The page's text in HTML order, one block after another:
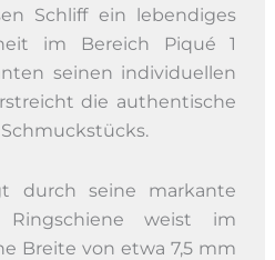
Schliff ein lebendiges
im Bereich Piqué 1
seinen individuellen
die authentische
durch seine markante
Ringschiene weist im
Breite von etwa 7,5 mm